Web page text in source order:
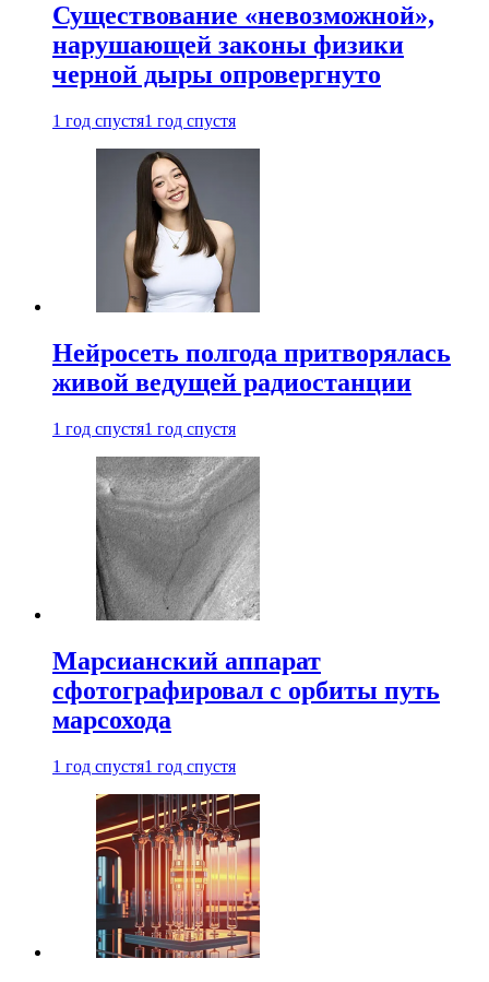
Существование «невозможной»,
нарушающей законы физики
черной дыры опровергнуто
1 год спустя1 год спустя
Нейросеть полгода притворялась
живой ведущей радиостанции
1 год спустя1 год спустя
Марсианский аппарат
сфотографировал с орбиты путь
марсохода
1 год спустя1 год спустя